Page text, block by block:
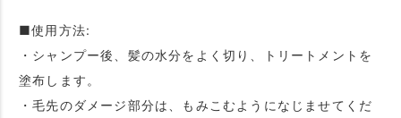
■使用方法:
・シャンプー後、髪の水分をよく切り、トリートメントを
塗布します。
・毛先のダメージ部分は、もみこむようになじませてくだ